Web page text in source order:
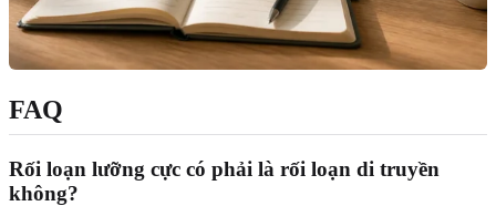
FAQ
Rối loạn lưỡng cực có phải là rối loạn di truyền
không?